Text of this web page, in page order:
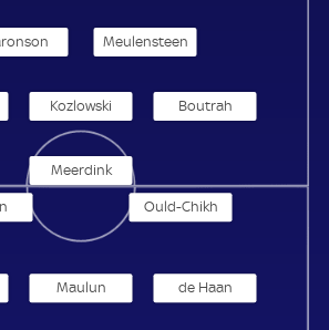
Meulensteen
Kozlowski Boutrah
Meerdink
de Haan
Maulun
Ould-Chikh